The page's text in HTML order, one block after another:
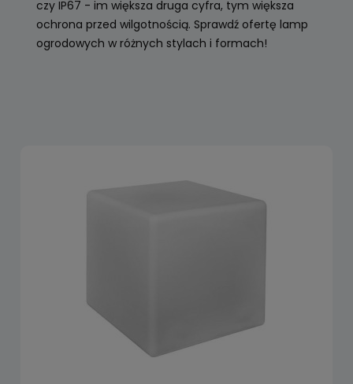
czy IP67 - im większa druga cyfra, tym większa
ochrona przed wilgotnością. Sprawdź ofertę lamp
ogrodowych w różnych stylach i formach!